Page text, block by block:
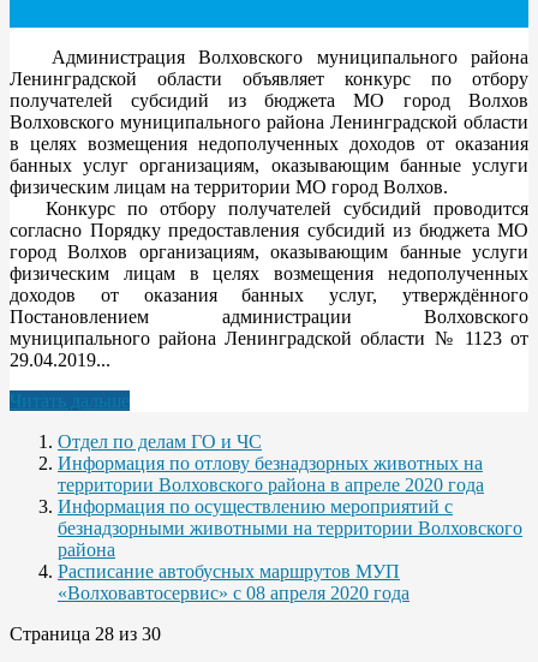
Администрация Волховского муниципального района
Ленинградской области объявляет конкурс по отбору
получателей субсидий из бюджета МО город Волхов
Волховского муниципального района Ленинградской области
в целях возмещения недополученных доходов от оказания
банных услуг организациям, оказывающим банные услуги
физическим лицам на территории МО город Волхов.
Конкурс по отбору получателей субсидий проводится
согласно Порядку предоставления субсидий из бюджета МО
город Волхов организациям, оказывающим банные услуги
физическим лицам в целях возмещения недополученных
доходов от оказания банных услуг, утверждённого
Постановлением администрации Волховского
муниципального района Ленинградской области № 1123 от
29.04.2019...
Читать дальше
Отдел по делам ГО и ЧС
Информация по отлову безнадзорных животных на
территории Волховского района в апреле 2020 года
Информация по осуществлению мероприятий с
безнадзорными животными на территории Волховского
района
Расписание автобусных маршрутов МУП
«Волховавтосервис» с 08 апреля 2020 года
Страница 28 из 30